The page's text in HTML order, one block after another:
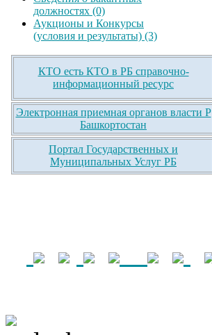
должностях (0)
Аукционы и Конкурсы
(условия и результаты) (3)
КТО есть КТО в РБ справочно-
информационный ресурс
Электронная приемная органов власти Р
Башкортостан
Портал Государственных и
Муниципальных Услуг РБ